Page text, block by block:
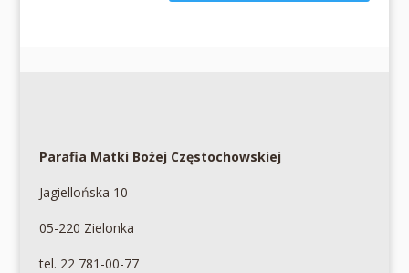
Parafia Matki Bożej Częstochowskiej
Jagiellońska 10
05-220 Zielonka
tel. 22 781-00-77